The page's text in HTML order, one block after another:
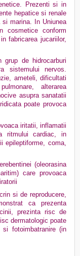
Prezenti si in
hepatice si renale
marina. In Uniunea
cosmetice conform
fabricarea jucariilor,
grup de hidrocarburi
sistemului nervos.
ameteli, dificultati
alterarea
asupra sanatatii
poate provoca
iritatii, inflamatii
ritmului cardiac, in
epileptiforme, coma,
(oleorasina
care provoaca
si de reproducere,
ca prezenta
prezinta risc de
dermatologic poate
si fotoimbatranire (in